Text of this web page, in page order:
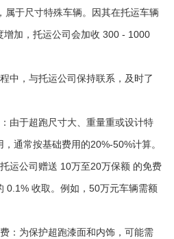
属于尺寸特殊车辆。因其在托运车辆
增加，托运公司会加收 300 - 1000
中，与托运公司保持联系，及时了
由于超跑尺寸大、重量重或设计特
通常按基础费用的20%-50%计算。
运公司赠送 10万至20万保额 的免费
0.1% 收取。例如，50万元车辆需额
：为保护超跑漆面和内饰，可能需